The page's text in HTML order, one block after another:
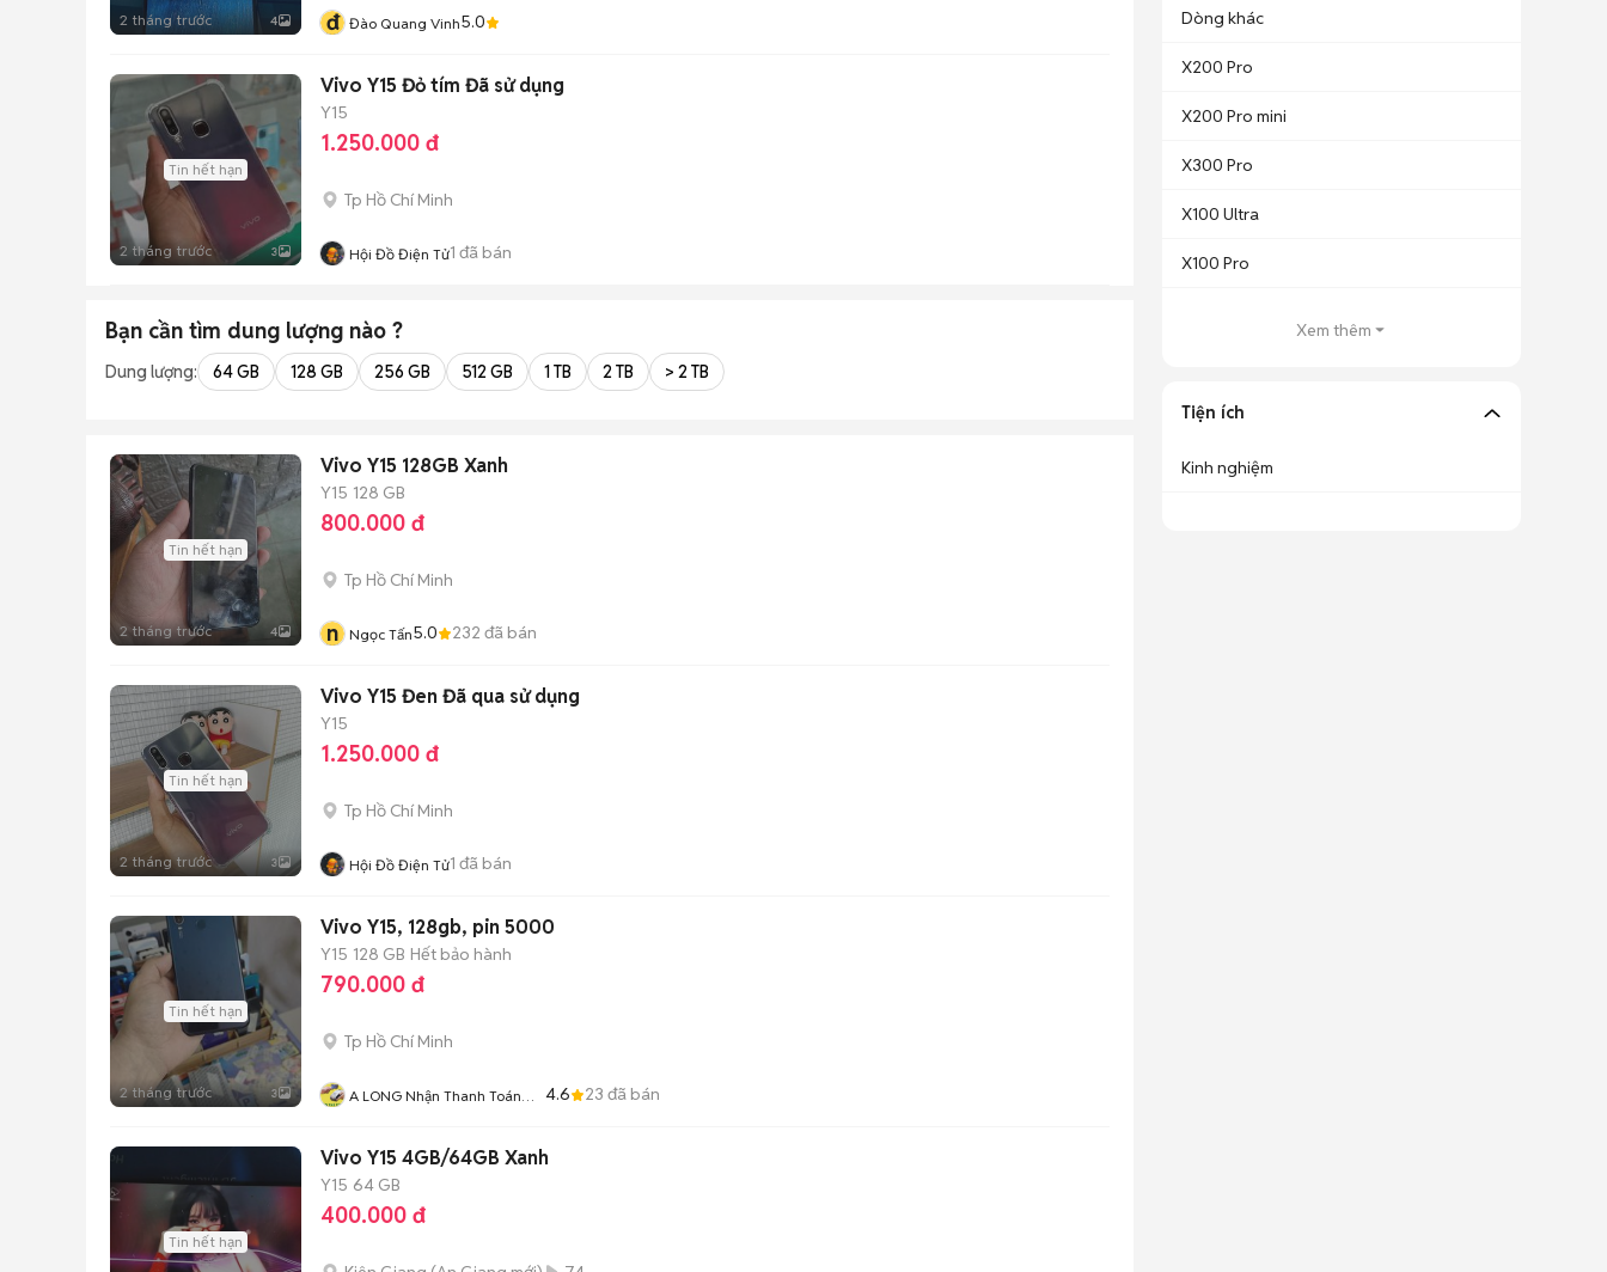
2 tháng trước 4 đ Đào Quang Vinh5.0
Tin hết hạn
2 tháng trước 3
Vivo Y15 Đỏ tím Đã sử dụng
Y15
1.250.000 đ
Tp Hồ Chí Minh
Hội Đồ Điện Tử1 đã bán
Bạn cần tìm dung lượng nào ?
Dung lượng: 64 GB 128 GB 256 GB 512 GB 1 TB 2 TB > 2 TB
Tin hết hạn
2 tháng trước 4
Vivo Y15 128GB Xanh
Y15 128 GB
800.000 đ
Tp Hồ Chí Minh
n Ngọc Tấn5.0 232 đã bán
Tin hết hạn
2 tháng trước 3
Vivo Y15 Đen Đã qua sử dụng
Y15
1.250.000 đ
Tp Hồ Chí Minh
Hội Đồ Điện Tử1 đã bán
Tin hết hạn
2 tháng trước 3
Vivo Y15, 128gb, pin 5000
Y15 128 GB Hết bảo hành
790.000 đ
Tp Hồ Chí Minh
A LONG Nhận Thanh Toán
4.6 23 đã bán
Tin hết hạn
Vivo Y15 4GB/64GB Xanh
Y15 64 GB
400.000 đ
Dòng khác
X200 Pro
X200 Pro mini
X300 Pro
X100 Ultra
X100 Pro
Xem thêm
Tiện ích
Kinh nghiệm